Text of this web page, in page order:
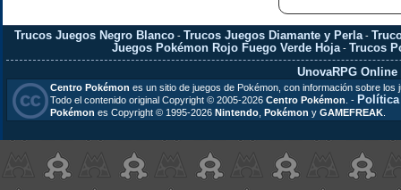
Trucos Juegos Negro Blanco- Trucos Juegos Diamante y Perla-
Juegos Pokémon Rojo Fuego Verde Hoja -Trucos
UnovaRPG Online
Centro Pokémon es un sitio de juegos de Pokémon, con información sobre
Todo el contenido original Copyright © 2005-2026 Centro Pokémon . -
Pokémon es Copyright © 1995-2026 Nintendo Pokémon y GAMEFREAK